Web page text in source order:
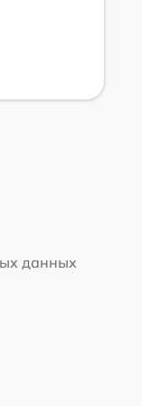
данных